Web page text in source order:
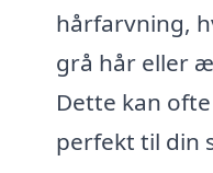
hårfarvning,
grå hår eller
Dette kan
perfekt til din